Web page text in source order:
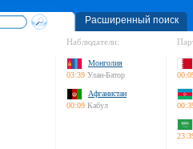
Расширенный поиск
Наблюдатели:
Монголия
03:39 Улан-Батор
Афганистан
00:09 Кабул